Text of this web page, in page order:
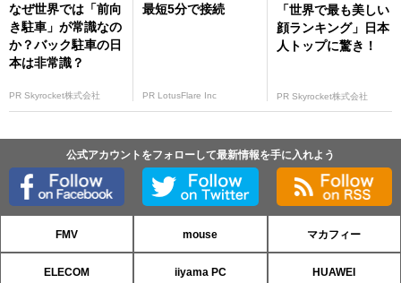
なぜ世界では「前向
き駐車」が常識なの
か？バック駐車の日
本は非常識？
PR Skyrocket株式会社
最短5分で接続
PR LotusFlare Inc
「世界で最も美しい
顔ランキング」日本
人トップに驚き！
PR Skyrocket株式会社
公式アカウントをフォローして最新情報を手に入れよう
FMV mouse マカフィー
ELECOM iiyama PC HUAWEI